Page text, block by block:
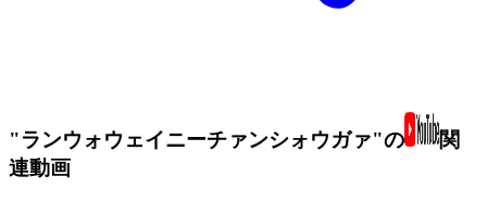
"ランウォウェイニーチァンシォウガァ"の
関
連動画